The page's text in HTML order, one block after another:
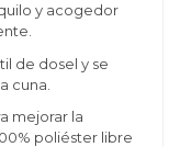
y acogedor
de dosel y se
cuna.
mejorar la
poliéster libre